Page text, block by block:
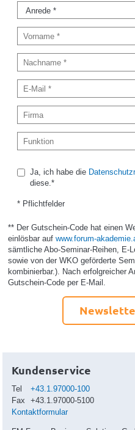
Ja, ich habe die
diese.*
* Pflichtfelder
** Der Gutschein-Code hat einen
einlösbar auf www.forum-
sämtliche Abo-Seminar-Reihen, E-
sowie von der WKO geförderte
kombinierbar.). Nach erfolgreicher
Gutschein-Code per E-Mail.
Kundenservice
Tel
+43.1.97000-100
Fax
+43.1.97000-5100
Kontaktformular